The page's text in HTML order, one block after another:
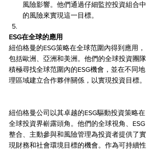
風險影響。他們通過仔細監控投資組合中
的風險來實現這一目標。
ESG在全球的應用
紐伯格曼的ESG策略在全球范圍內得到應用，
包括歐洲、亞洲和美洲。他們的全球投資團隊
積極尋找全球范圍內的ESG機會，並在不同地
理區域建立合作夥伴關係，以實現投資目標。
紐伯格曼公司以其卓越的ESG驅動投資策略在
全球投資界嶄露頭角。他們的全球視角、ESG
整合、主動參與和風險管理為投資者提供了實
現財務和社會環境目標的機會。作為可持續性